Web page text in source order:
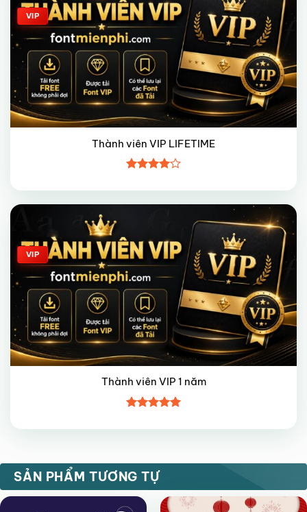
VIP
Thành viên VIP LIFETIME
xếp hạng
45 sao
Giảm giá!
VIP
Thành viên VIP 1 năm
hạng55
SẢN PHẨM TƯƠNG TỰ
FREE